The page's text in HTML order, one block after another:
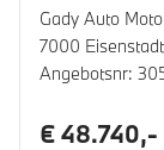
Gady Auto
7000 Eisenstadt
Angebotsnr:
€ 48.740,-